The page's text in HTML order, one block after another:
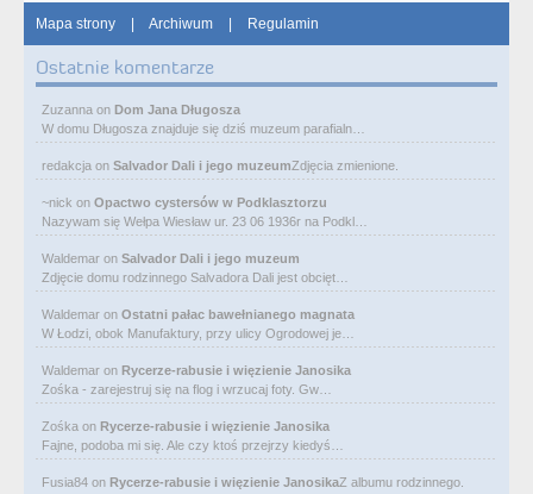
Mapa strony | Archiwum | Regulamin
Ostatnie komentarze
Zuzanna on Dom Jana Długosza
W domu Długosza znajduje się dziś muzeum parafialn…
redakcja on Salvador Dali i jego muzeumZdjęcia zmienione.
~nick on Opactwo cystersów w Podklasztorzu
Nazywam się Wełpa Wiesław ur. 23 06 1936r na Podkl…
Waldemar on Salvador Dali i jego muzeum
Zdjęcie domu rodzinnego Salvadora Dali jest obcięt…
Waldemar on Ostatni pałac bawełnianego magnata
W Łodzi, obok Manufaktury, przy ulicy Ogrodowej je…
Waldemar on Rycerze-rabusie i więzienie Janosika
Zośka - zarejestruj się na flog i wrzucaj foty. Gw…
Zośka on Rycerze-rabusie i więzienie Janosika
Fajne, podoba mi się. Ale czy ktoś przejrzy kiedyś…
Fusia84 on Rycerze-rabusie i więzienie JanosikaZ albumu rodzinnego.